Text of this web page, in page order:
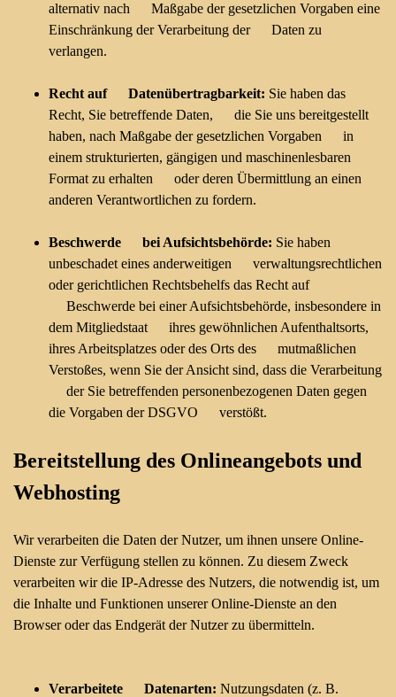
alternativ nach Maßgabe der gesetzlichen Vorgaben eine
Einschränkung der Verarbeitung der Daten zu
verlangen.
Recht auf Datenübertragbarkeit: Sie haben das
Recht, Sie betreffende Daten, die Sie uns bereitgestellt
haben, nach Maßgabe der gesetzlichen Vorgaben in
einem strukturierten, gängigen und maschinenlesbaren
Format zu erhalten oder deren Übermittlung an einen
anderen Verantwortlichen zu fordern.
Beschwerde bei Aufsichtsbehörde: Sie haben
unbeschadet eines anderweitigen verwaltungsrechtlichen
oder gerichtlichen Rechtsbehelfs das Recht auf
Beschwerde bei einer Aufsichtsbehörde, insbesondere in
dem Mitgliedstaat ihres gewöhnlichen Aufenthaltsorts,
ihres Arbeitsplatzes oder des Orts des mutmaßlichen
Verstoßes, wenn Sie der Ansicht sind, dass die Verarbeitung
der Sie betreffenden personenbezogenen Daten gegen
die Vorgaben der DSGVO verstößt.
Bereitstellung des Onlineangebots und
Webhosting
Wir verarbeiten die Daten der Nutzer, um ihnen unsere Online-
Dienste zur Verfügung stellen zu können. Zu diesem Zweck
verarbeiten wir die IP-Adresse des Nutzers, die notwendig ist, um
die Inhalte und Funktionen unserer Online-Dienste an den
Browser oder das Endgerät der Nutzer zu übermitteln.
Verarbeitete Datenarten: Nutzungsdaten (z. B.